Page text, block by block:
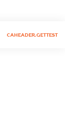
CAHEADER.GETTEST